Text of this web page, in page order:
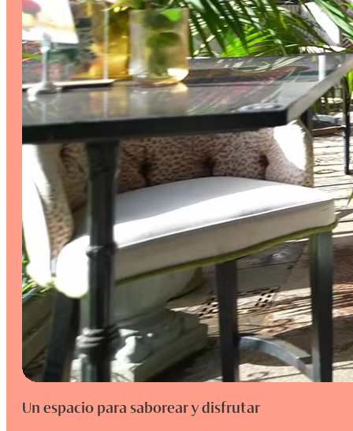
Un espacio para saborear y disfrutar